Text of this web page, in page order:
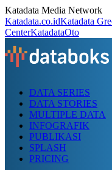
Katadata Media Network
Katadata.co.idKatadata
CenterKatadataOto
DATA SERIES
DATA STORIES
MULTIPLE DATA
INFOGRAFIK
PUBLIKASI
SPLASH
PRICING